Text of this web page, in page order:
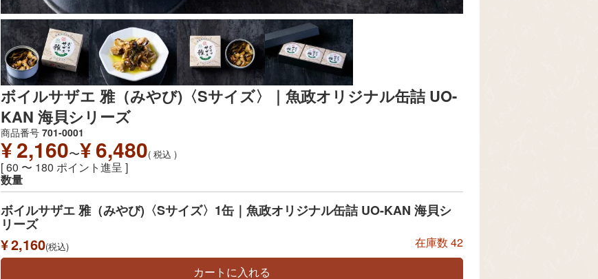
ボイルサザエ 雅（みやび)〈Sサイズ〉｜魚政オリジナル缶詰 UO-
KAN 海貝シリーズ
商品番号 701-0001
¥2,160〜¥6,480 税込
[60 〜 180 ポイント進呈 ]
数量
ボイルサザエ 雅（みやび)〈Sサイズ〉1缶｜魚政オリジナル缶詰 UO-KAN 海貝シ
リーズ
¥2,160 税込 在庫数 42
カートに入れる